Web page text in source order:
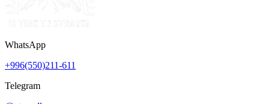
WhatsApp
+996(550)211-611
Telegram